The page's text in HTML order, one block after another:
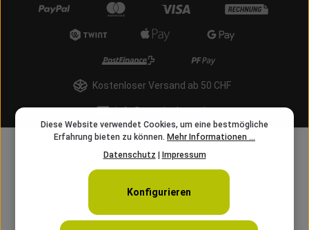
Kostenloser Versand ab 50 CHF
info@angelschnur.ch
Diese Website verwendet Cookies, um eine bestmögliche
Erfahrung bieten zu können. Mehr Informationen ...
Datenschutz
Impressum
Konfigurieren